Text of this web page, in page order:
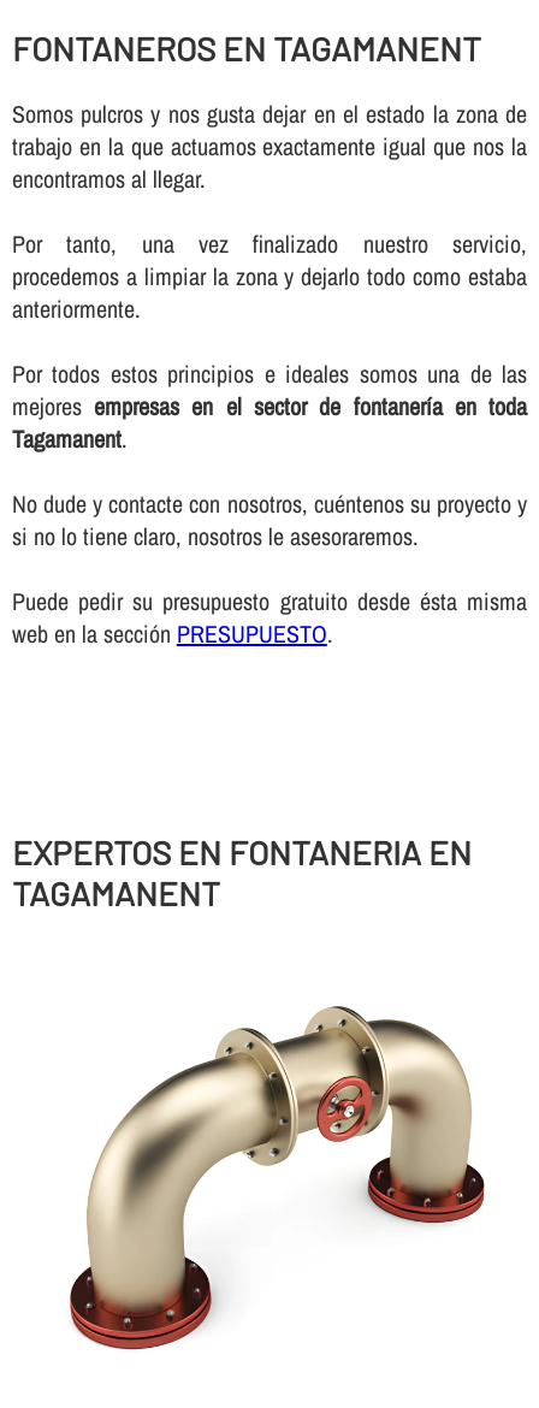
FONTANEROS EN TAGAMANENT
Somos pulcros y nos gusta dejar en el estado la zona de
trabajo en la que actuamos exactamente igual que nos la
encontramos al llegar.
Por tanto, una vez finalizado nuestro servicio,
procedemos a limpiar la zona y dejarlo todo como estaba
anteriormente.
Por todos estos principios e ideales somos una de las
mejoresempresas en el sector de fontanerí­a en toda
Tagamanent.
No dude y contacte con nosotros, cuéntenos su proyecto y
si no lo tiene claro, nosotros le asesoraremos.
Puede pedir su presupuesto gratuito desde ésta misma
web en la sección PRESUPUESTO.
EXPERTOS EN FONTANERIA EN
TAGAMANENT